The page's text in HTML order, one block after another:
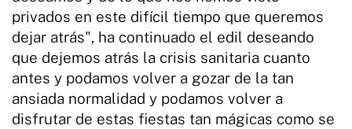
privados en este difícil tiempo que queremos
dejar atrás", ha continuado el edil deseando
que dejemos atrás la crisis sanitaria cuanto
antes y podamos volver a gozar de la tan
ansiada normalidad y podamos volver a
disfrutar de estas fiestas tan mágicas como se